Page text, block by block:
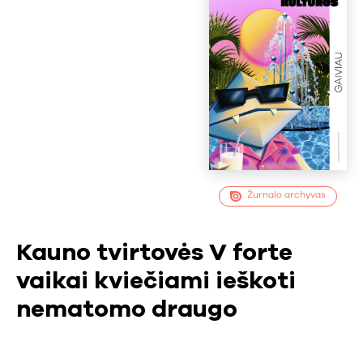
Žurnalo archyvas
Kauno tvirtovės V forte
vaikai kviečiami ieškoti
nematomo draugo